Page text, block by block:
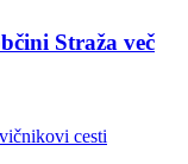
Straža več